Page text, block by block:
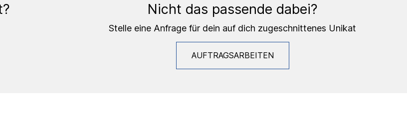
Nicht das passende dabei?
Stelle eine Anfrage für dein auf dich zugeschnittenes Unikat
AUFTRAGSARBEITEN